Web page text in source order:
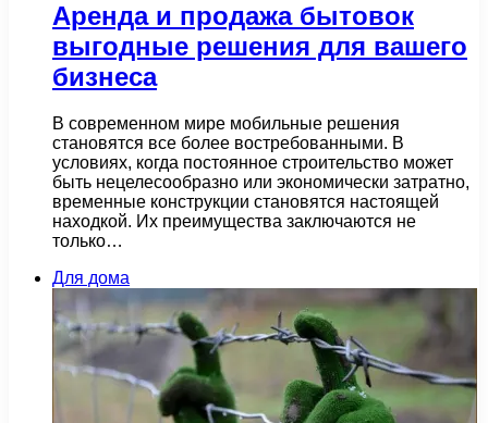
Аренда и продажа бытовок
выгодные решения для вашего
бизнеса
В современном мире мобильные решения
становятся все более востребованными. В
условиях, когда постоянное строительство может
быть нецелесообразно или экономически затратно,
временные конструкции становятся настоящей
находкой. Их преимущества заключаются не
только…
Для дома